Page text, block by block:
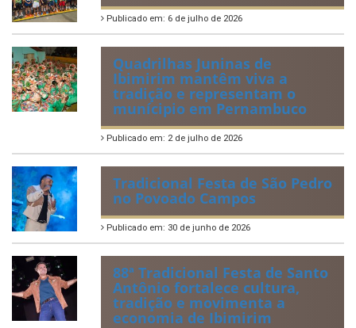
Publicado em: 6 de julho de 2026
Quadrilhas Juninas de
Ibimirim mantêm viva a
tradição e representam o
munícipio em Pernambuco
Publicado em: 2 de julho de 2026
Tradicional Festa de São Pedro
no Povoado Campos
Publicado em: 30 de junho de 2026
88ª Tradicional Festa de Santo
Antônio fortalece cultura,
tradição e movimenta a
economia de Ibimirim